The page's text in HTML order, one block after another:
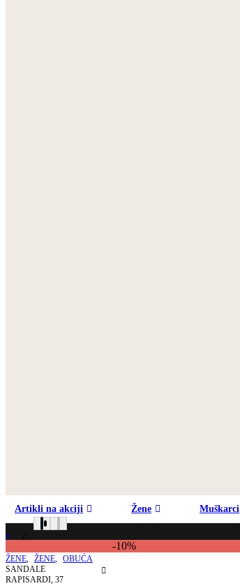
Artikli na akciji Žene Muškarci
ŽENE, ŽENE, OBUĆA
SANDALE
RAPISARDI, 37
-10%